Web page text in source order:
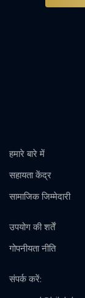
हमारे बारे में
सहायता केंद्र
सामाजिक जिम्मेदारी
उपयोग की शर्तें
गोपनीयता नीति
संपर्क करें: